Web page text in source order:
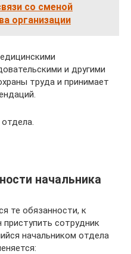
со сменой
организации
и другими
труда и принимает
начальника
те обязанности, к
сотрудник
начальником отдела